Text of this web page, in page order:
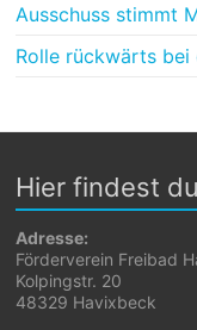
Ausschuss stimmt
Rolle rückwärts bei
Hier findest
Adresse:
Förderverein Freibad
Kolpingstr. 20
48329 Havixbeck